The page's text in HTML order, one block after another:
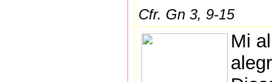
Cfr. Gn 3, 9-15
Mi